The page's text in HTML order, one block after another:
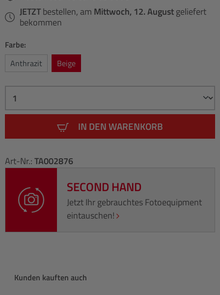
JETZTbestellen, am Mittwoch, 12. Augustgeliefert
bekommen
Farbe:
Anthrazit
Beige
IN DEN WARENKORB
Art-Nr.:TA002876
SECOND HAND
Jetzt Ihr gebrauchtes Fotoequipment
eintauschen!
Produktgalerie überspringen
Kunden kauften auch